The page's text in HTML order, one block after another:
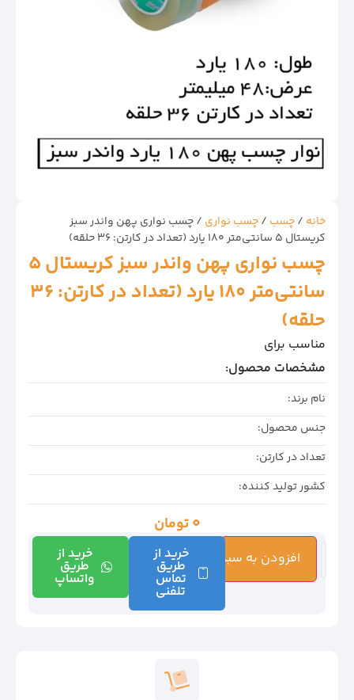
خانه /چسب /چسب نواری / چسب نواری پهن واندر سبز
کریستال 5 سانتی‌متر 180 یارد (تعداد در کارتن: 36 حلقه)
چسب نواری پهن واندر سبز کریستال 5
سانتی‌متر 180 یارد (تعداد در کارتن: 36
حلقه)
مناسب برای
مشخصات محصول:
نام برند:
جنس محصول:
تعداد در کارتن:
کشور تولید کننده:
0تومان
افزودن به سبد خرید خرید از
طریق
تماس
تلفنی
خرید از
طریق
واتساپ